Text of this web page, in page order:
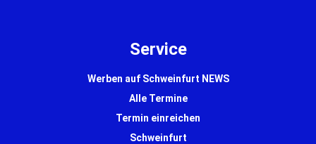
Service
Werben auf Schweinfurt NEWS
Alle Termine
Termin einreichen
Schweinfurt